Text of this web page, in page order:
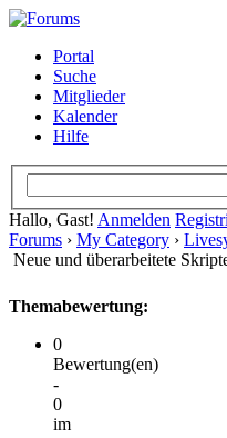
Portal
Suche
Mitglieder
Kalender
Hilfe
Hallo, Gast! Anmelden
Forums › My Category ›
Neue und überarbeitete
Themabewertung:
0
Bewertung(en)
-
0
im